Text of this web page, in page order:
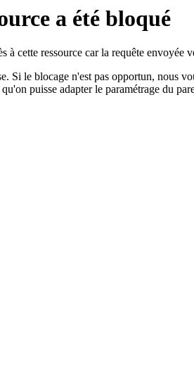
a été bloqué
cette ressource car la requête envoyée
Si le blocage n'est pas opportun, nous
puisse adapter le paramétrage du